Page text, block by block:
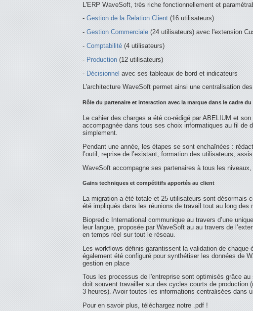
L'ERP WaveSoft, très riche fonctionnellement et
- Gestion de la Relation Client (16 utilisateurs)
- Gestion Commerciale (24 utilisateurs) avec l'extension
- Comptabilité (4 utilisateurs)
- Production (12 utilisateurs)
- Décisionnel avec ses tableaux de bord et indicateurs
L'architecture WaveSoft permet ainsi une centralisation
Rôle du partenaire et interaction avec la marque dans le cadre
Le cahier des charges a été co-rédigé par ABELIUM et
accompagnée dans tous ses choix informatiques au fil de
simplement.
Pendant une année, les étapes se sont enchaînées :
l’outil, reprise de l’existant, formation des utilisateurs,
WaveSoft accompagne ses partenaires à tous les
Gains techniques et compétitifs apportés au client
La migration a été totale et 25 utilisateurs sont
été impliqués dans les réunions de travail tout au long des
Biopredic International communique au travers d’une
leur langue, proposée par WaveSoft au au travers de
en temps réel sur tout le réseau.
Les workflows définis garantissent la validation de chaque
également été configuré pour synthétiser les données de
gestion en place
Tous les processus de l'entreprise sont optimisés grâce
doit souvent travailler sur des cycles courts de production
3 heures). Avoir toutes les informations centralisées dans
Pour en savoir plus, téléchargez notre .pdf !